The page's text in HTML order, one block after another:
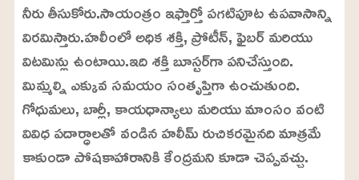
.
6
3
%
నీరు తీసుకోరు.సాయంత్రం ఇఫ్తార్తో పగటిపూట ఉపవాసాన్ని
విరమిస్తారు.హలీంలో అధిక శక్తి, ప్రోటీన్, ఫైబర్ మరియు
విటమిన్లు ఉంటాయి.ఇది శక్తి బూస్టర్‌గా పనిచేస్తుంది.
మిమ్మల్ని ఎక్కువ సమయం సంతృప్తిగా ఉంచుతుంది.
గోధుమలు, బార్లీ, కాయధాన్యాలు మరియు మాంసం వంటి
వివిధ పదార్ధాలతో వండిన హలీమ్ రుచికరమైనది మాత్రమే
కాకుండా పోషకాహారానికి కేంద్రమని కూడా చెప్పవచ్చు.